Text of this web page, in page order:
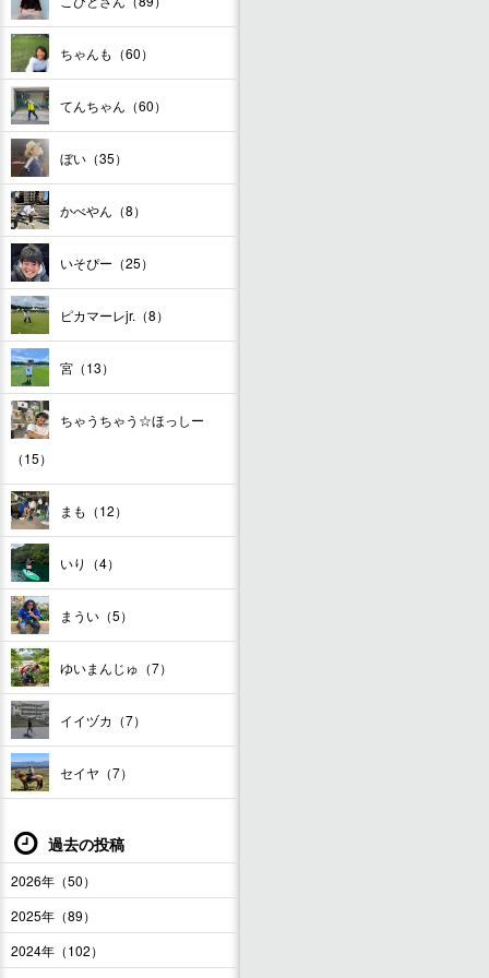
ちゃんも（60）
てんちゃん（60）
ぼい（35）
かべやん（8）
いそぴー（25）
ピカマーレjr.（8）
宮（13）
ちゃうちゃう☆ほっしー
（15）
まも（12）
いり（4）
まうい（5）
ゆいまんじゅ（7）
イイヅカ（7）
セイヤ（7）
過去の投稿
2026年（50）
2025年（89）
2024年（102）